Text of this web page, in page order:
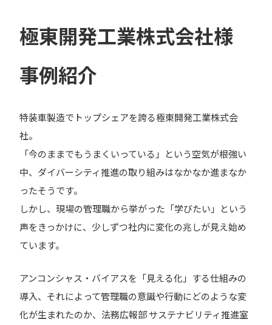
極東開発工業株式会社様
事例紹介
特装車製造でトップシェアを誇る極東開発工業株式会
社。
「今のままでもうまくいっている」という空気が根強い
中、ダイバーシティ推進の取り組みはなかなか進まなか
ったそうです。
しかし、現場の管理職から挙がった「学びたい」という
声をきっかけに、少しずつ社内に変化の兆しが見え始め
ています。
アンコンシャス・バイアスを「見える化」する仕組みの
導入、それによって管理職の意識や行動にどのような変
化が生まれたのか、法務広報部 サステナビリティ推進室